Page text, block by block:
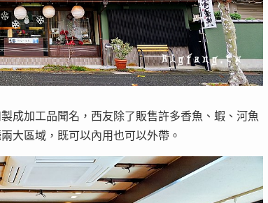
成加工品聞名，西友除了販售許多香魚、蝦、河魚
大區域，既可以內用也可以外帶。